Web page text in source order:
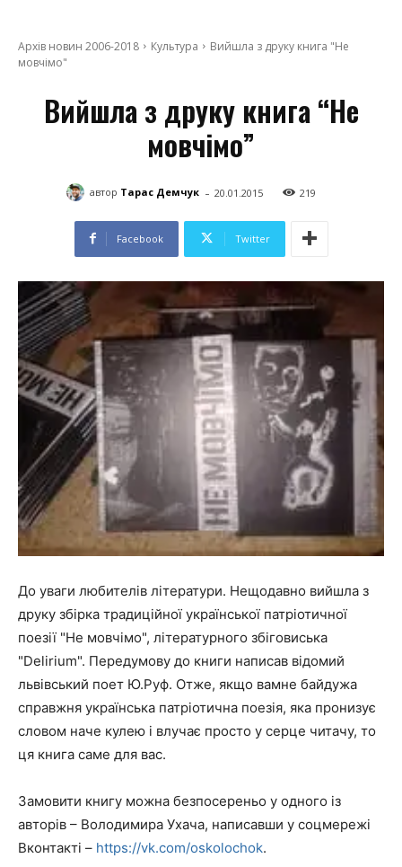
Архів новин 2006-2018 Культура
Вийшла з друку книга "Не
мовчімо"
Вийшла з друку книга “Не
мовчімо”
автор Тарас Демчук - 20.01.2015 219
Facebook Twitter
До уваги любителів літератури. Нещодавно вийшла з
друку збірка традиційної української патріотичної
поезії "Не мовчімо", літературного збіговиська
"Delirium". Передумову до книги написав відомий
львівський поет Ю.Руф. Отже, якщо вамне байдужа
справжня українська патріотична поезія, яка пронизує
словом наче кулею і влучає просто у серце читачу, то
ця книга саме для вас.
Замовити книгу можна безпосереньо у одного із
авторів – Володимира Ухача, написавши у соцмережі
Вконтакті – https://vk.com/oskolochok.